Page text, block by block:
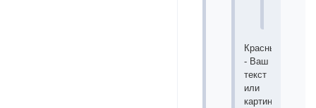
Красным
- Ваш
текст
или
картинка.